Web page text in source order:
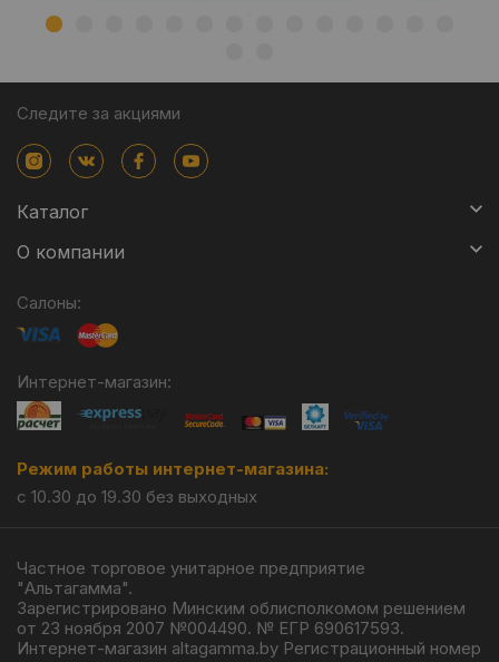
Следите за акциями
Каталог
О компании
Салоны:
Интернет-магазин:
Режим работы интернет-магазина:
с 10.30 до 19.30 без выходных
Частное торговое унитарное предприятие
"Альтагамма".
Зарегистрировано Минским облисполкомом решением
от 23 ноября 2007 №004490. № ЕГР 690617593.
Интернет-магазин altagamma.by Регистрационный номер